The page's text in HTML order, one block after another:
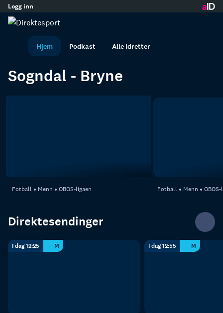
innhold
Logg inn
Hjem Podkast Alle idretter
Forsiden
I dag 16:45 M
Sogndal - Bryne
Fotball Menn OBOS-ligaen Fotball Menn
Direktesendinger
I dag 12:25 M I dag 12:55 M